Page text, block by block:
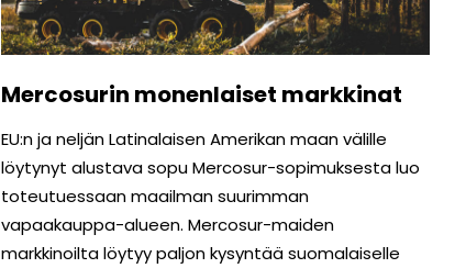
Mercosurin monenlaiset markkinat
EU:n ja neljän Latinalaisen Amerikan maan välille
löytynyt alustava sopu Mercosur-sopimuksesta luo
toteutuessaan maailman suurimman
vapaakauppa-alueen. Mercosur-maiden
markkinoilta löytyy paljon kysyntää suomalaiselle